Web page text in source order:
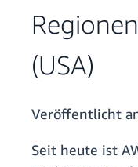
(USA)
Veröffentlicht
Seit heute ist